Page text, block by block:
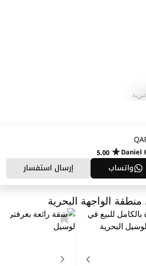
Daniel
5.00
واتساب إرسال استفسار
الواجهة البحرية